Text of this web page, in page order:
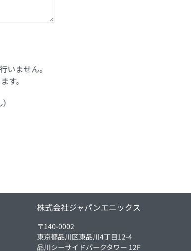
いません。
す。
株式会社ジャパンエニックス
〒140-0002
東京都品川区東品川4丁目12-4
品川シーサイドパークタワー 12F